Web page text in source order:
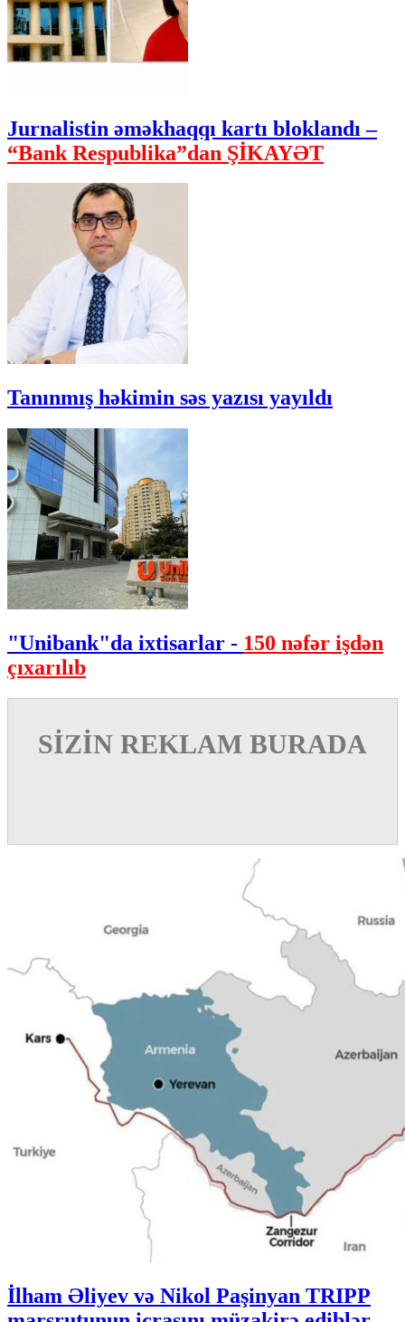
Jurnalistin əməkhaqqı kartı bloklandı –
“Bank Respublika”dan ŞİKAYƏT
Tanınmış həkimin səs yazısı yayıldı
"Unibank"da ixtisarlar - 150 nəfər işdən
çıxarılıb
SİZİN REKLAM BURADA
İlham Əliyev və Nikol Paşinyan TRIPP